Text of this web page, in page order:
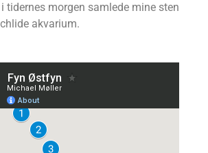
i tidernes morgen samlede mine sten
akvarium.